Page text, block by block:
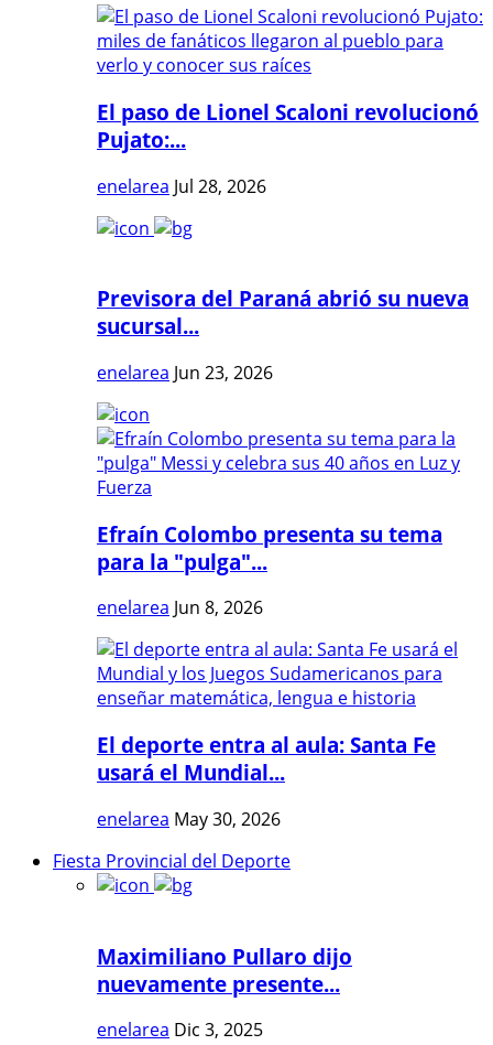
El paso de Lionel Scaloni revolucionó
Pujato:...
enelarea Jul 28, 2026
Previsora del Paraná abrió su nueva
sucursal...
enelarea Jun 23, 2026
Efraín Colombo presenta su tema
para la "pulga"...
enelarea Jun 8, 2026
El deporte entra al aula: Santa Fe
usará el Mundial...
enelarea May 30, 2026
Fiesta Provincial del Deporte
Maximiliano Pullaro dijo
nuevamente presente...
enelarea Dic 3, 2025